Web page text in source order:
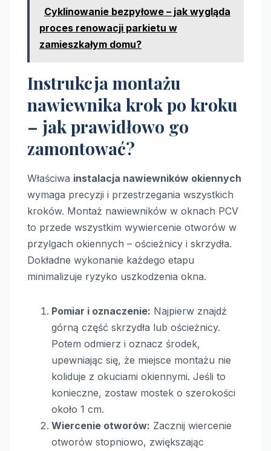
Cyklinowanie bezpyłowe – jak wygląda
proces renowacji parkietu w
zamieszkałym domu?
Instrukcja montażu
nawiewnika krok po kroku
– jak prawidłowo go
zamontować?
Właściwa instalacja nawiewników okiennych
wymaga precyzji i przestrzegania wszystkich
kroków. Montaż nawiewników w oknach PCV
to przede wszystkim wywiercenie otworów w
przylgach okiennych – ościeżnicy i skrzydła.
Dokładne wykonanie każdego etapu
minimalizuje ryzyko uszkodzenia okna.
Pomiar i oznaczenie: Najpierw znajdź
górną część skrzydła lub ościeżnicy.
Potem odmierz i oznacz środek,
upewniając się, że miejsce montażu nie
koliduje z okuciami okiennymi. Jeśli to
konieczne, zostaw mostek o szerokości
około 1 cm.
Wiercenie otworów: Zacznij wiercenie
otworów stopniowo, zwiększając